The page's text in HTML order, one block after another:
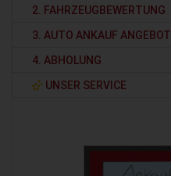
2. FAHRZEUGBEWERTUNG
3. AUTO ANKAUF ANGEBOT
4. ABHOLUNG
UNSER SERVICE